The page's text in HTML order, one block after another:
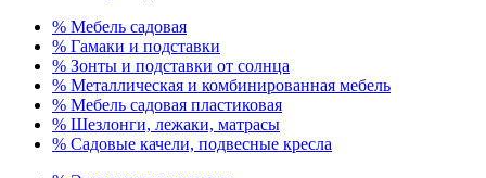
% Мебель садовая
% Гамаки и подставки
% Зонты и подставки от солнца
% Металлическая и комбинированная мебель
% Мебель садовая пластиковая
% Шезлонги, лежаки, матрасы
% Садовые качели, подвесные кресла